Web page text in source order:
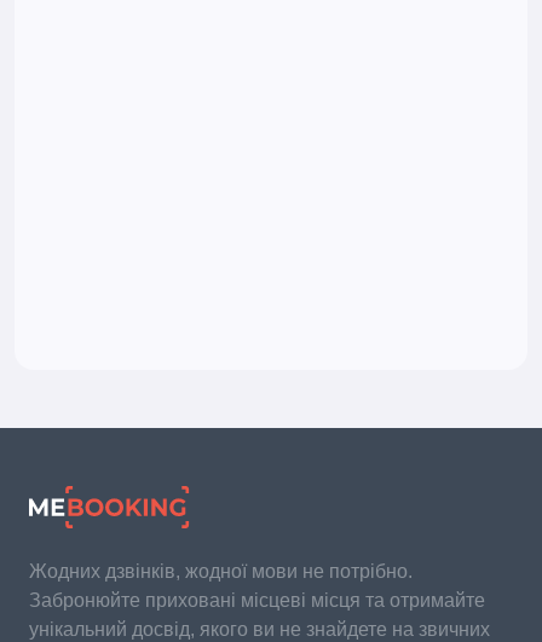
Жодних дзвінків, жодної мови не потрібно.
Забронюйте приховані місцеві місця та отримайте
унікальний досвід, якого ви не знайдете на звичних